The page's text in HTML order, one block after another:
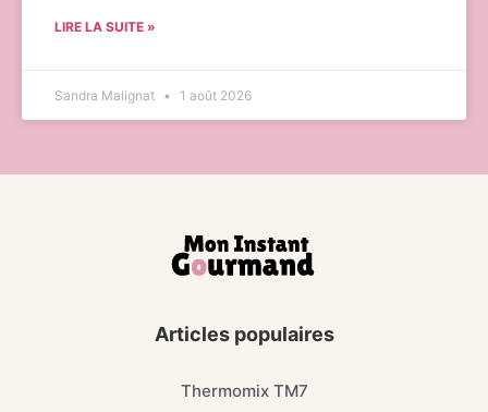
LIRE LA SUITE »
Sandra Malignat 1 août 2026
Articles populaires
Thermomix TM7